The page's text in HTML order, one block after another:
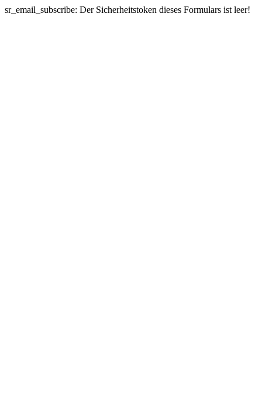
sr_email_subscribe: Der Sicherheitstoken dieses Formulars ist leer!